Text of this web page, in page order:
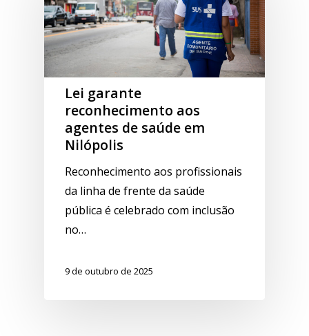
Lei garante
reconhecimento aos
agentes de saúde em
Nilópolis
Reconhecimento aos profissionais
da linha de frente da saúde
pública é celebrado com inclusão
no…
9 de outubro de 2025